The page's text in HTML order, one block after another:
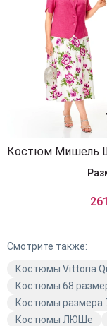
Смотрите также:
Костюмы Vittoria
Костюмы 68
Костюмы размера
Костюмы ЛЮШе